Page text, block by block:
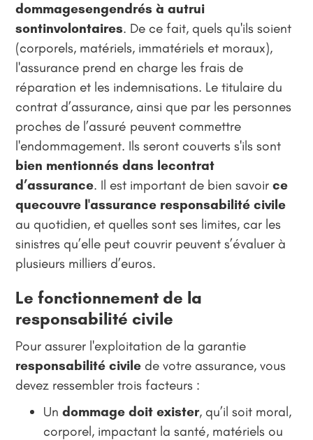
dommagesengendrés à autrui
sontinvolontaires. De ce fait, quels qu'ils soient
(corporels, matériels, immatériels et moraux),
l'assurance prend en charge les frais de
réparation et les indemnisations. Le titulaire du
contrat d’assurance, ainsi que par les personnes
proches de l’assuré peuvent commettre
l'endommagement. Ils seront couverts s'ils sont
bien mentionnés dans lecontrat
d’assurance. Il est important de bien savoirce
quecouvre l'assurance responsabilité civile
au quotidien, et quelles sont ses limites, car les
sinistres qu’elle peut couvrir peuvent s’évaluer à
plusieurs milliers d’euros.
Le fonctionnement de la
responsabilité civile
Pour assurer l'exploitation de la garantie
responsabilité civile de votre assurance, vous
devez ressembler trois facteurs :
Undommage doit exister, qu’il soit moral,
corporel, impactant la santé, matériels ou